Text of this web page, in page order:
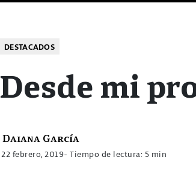
DESTACADOS
Desde mi
Daiana García
22 febrero, 2019- Tiempo de lectura: 5 min